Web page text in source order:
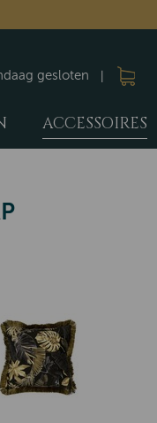
gesloten
ACCESSOIRES